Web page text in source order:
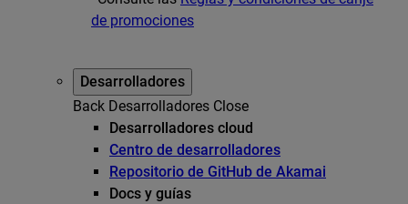
de promociones
Desarrolladores
Back Desarrolladores Close
Desarrolladores cloud
Centro de desarrolladores
Repositorio de GitHub de Akamai
Docs y guías